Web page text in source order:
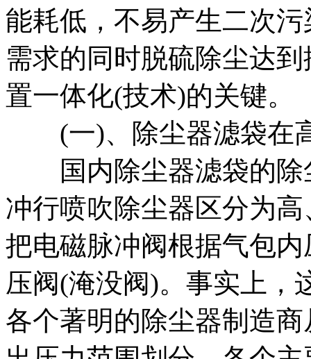
能耗低，不易产生二次
需求的同时脱硫除尘达
置一体化(技术)的关键。
(一)、除尘器滤袋在
国内除尘器滤袋的除
冲行喷吹除尘器区分为
把电磁脉冲阀根据气包
压阀(淹没阀)。事实上，
各个著明的除尘器制造